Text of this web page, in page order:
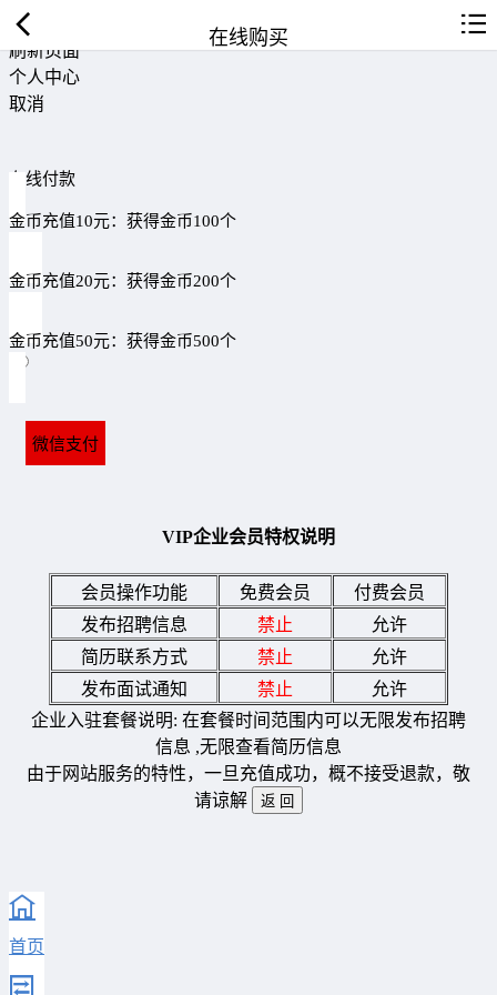
返回首页
刷新页面
个人中心
取消
在线购买
在线付款
金币充值10元：获得金币100个
金币充值20元：获得金币200个
金币充值50元：获得金币500个
VIP企业会员特权说明
会员操作功能 免费会员
付费会员
发布招聘信息
禁止
允许
简历联系方式
禁止
允许
发布面试通知
禁止
允许
企业入驻套餐说明: 在套餐时间范围内可以无限发布招聘
信息 ,无限查看简历信息
由于网站服务的特性，一旦充值成功，概不接受退款，敬
请谅解
首页